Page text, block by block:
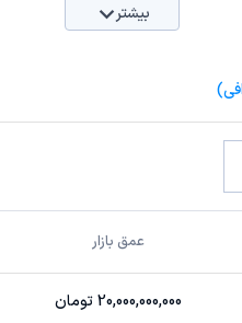
بیشتر
عمق بازار
20,000,000,000 تومان